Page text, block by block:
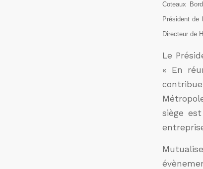
Coteaux
Président de
Directeur de
Le
« En
siège